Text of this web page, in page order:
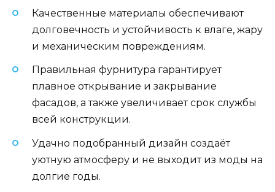
Качественные материалы обеспечивают
долговечность и устойчивость к влаге, жару
и механическим повреждениям.
Правильная фурнитура гарантирует
плавное открывание и закрывание
фасадов, а также увеличивает срок службы
всей конструкции.
Удачно подобранный дизайн создаёт
уютную атмосферу и не выходит из моды на
долгие годы.